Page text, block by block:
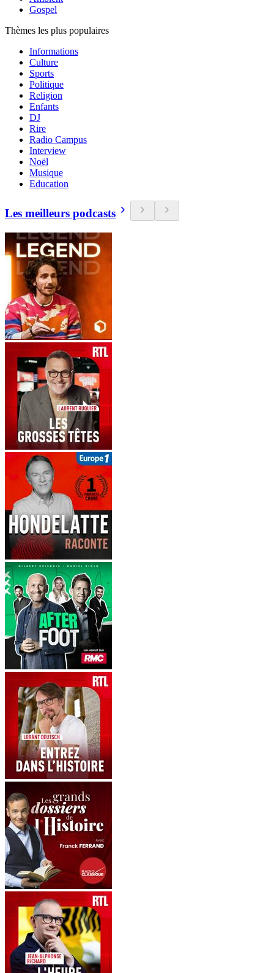
Gospel
Thèmes les plus populaires
Informations
Culture
Sports
Politique
Religion
Enfants
DJ
Rire
Radio Campus
Interview
Noël
Musique
Education
Les meilleurs podcasts